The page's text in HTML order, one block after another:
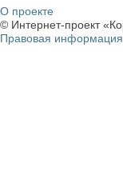
О проекте
© Интернет-проект
Правовая информация